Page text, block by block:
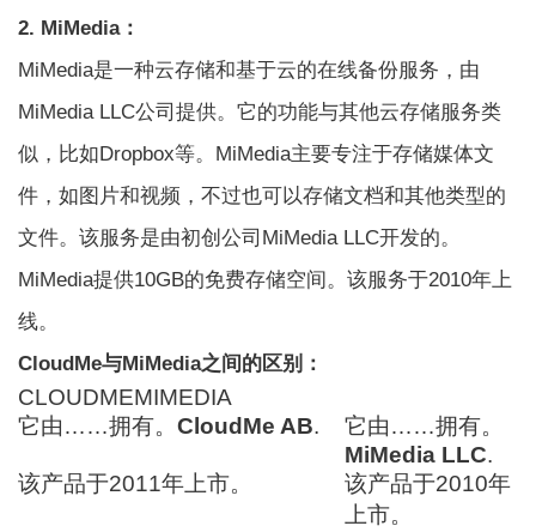
2. MiMedia：
MiMedia是一种云存储和基于云的在线备份服务，由
MiMedia LLC公司提供。它的功能与其他云存储服务类
似，比如Dropbox等。MiMedia主要专注于存储媒体文
件，如图片和视频，不过也可以存储文档和其他类型的
文件。该服务是由初创公司MiMedia LLC开发的。
MiMedia提供10GB的免费存储空间。该服务于2010年上
线。
CloudMe与MiMedia之间的区别：
CLOUDMEMIMEDIA
它由……拥有。CloudMe AB.
它由……拥有。
MiMedia LLC.
该产品于2011年上市。
该产品于2010年
上市。